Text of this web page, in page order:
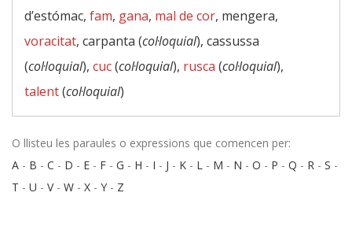
d’estómac, fam, gana, mal de cor, mengera,
voracitat, carpanta (col·loquial), cassussa
(col·loquial), cuc(col·loquial), rusca (col·loquial),
talent(col·loquial)
O llisteu les paraules o expressions que comencen per:
A - B - C - D - E - F - G - H - I - J - K - L - M - N - O - P - Q - R - S -
T - U - V- W - X - Y - Z